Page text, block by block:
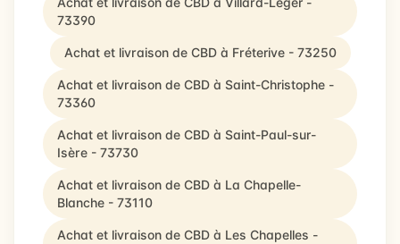
73390
Achat et livraison de CBD à Fréterive - 73250
Achat et livraison de CBD à Saint-Christophe -
73360
Achat et livraison de CBD à Saint-Paul-sur-
Isère - 73730
Achat et livraison de CBD à La Chapelle-
Blanche - 73110
Achat et livraison de CBD à Les Chapelles -